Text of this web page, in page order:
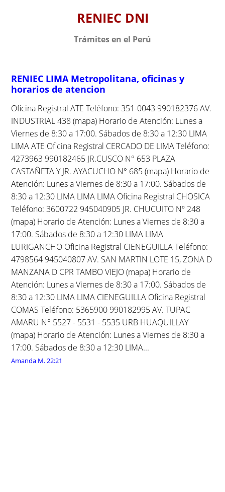
RENIEC DNI
Trámites en el Perú
RENIEC LIMA Metropolitana, oficinas y
horarios de atencion
Oficina Registral ATE Teléfono: 351-0043 990182376 AV.
INDUSTRIAL 438 (mapa) Horario de Atención: Lunes a
Viernes de 8:30 a 17:00. Sábados de 8:30 a 12:30 LIMA
LIMA ATE Oficina Registral CERCADO DE LIMA Teléfono:
4273963 990182465 JR.CUSCO N° 653 PLAZA
CASTAÑETA Y JR. AYACUCHO N° 685 (mapa) Horario de
Atención: Lunes a Viernes de 8:30 a 17:00. Sábados de
8:30 a 12:30 LIMA LIMA LIMA Oficina Registral CHOSICA
Teléfono: 3600722 945040905 JR. CHUCUITO Nº 248
(mapa) Horario de Atención: Lunes a Viernes de 8:30 a
17:00. Sábados de 8:30 a 12:30 LIMA LIMA
LURIGANCHO Oficina Registral CIENEGUILLA Teléfono:
4798564 945040807 AV. SAN MARTIN LOTE 15, ZONA D
MANZANA D CPR TAMBO VIEJO (mapa) Horario de
Atención: Lunes a Viernes de 8:30 a 17:00. Sábados de
8:30 a 12:30 LIMA LIMA CIENEGUILLA Oficina Registral
COMAS Teléfono: 5365900 990182995 AV. TUPAC
AMARU N° 5527 - 5531 - 5535 URB HUAQUILLAY
(mapa) Horario de Atención: Lunes a Viernes de 8:30 a
17:00. Sábados de 8:30 a 12:30 LIMA...
Amanda M.22:21